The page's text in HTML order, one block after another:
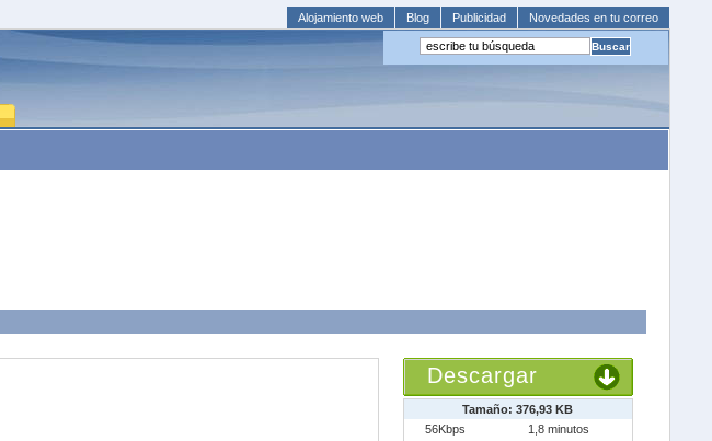
Alojamiento web Blog Publicidad Novedades en tu correo
Descargar
Tamaño: 376,93 KB
56Kbps
1,8 minutos